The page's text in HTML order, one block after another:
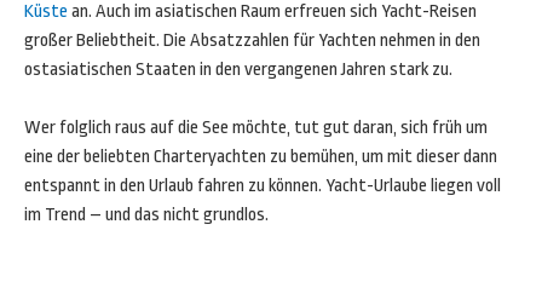
Küste an. Auch im asiatischen Raum erfreuen sich Yacht-Reisen
großer Beliebtheit. Die Absatzzahlen für Yachten nehmen in den
ostasiatischen Staaten in den vergangenen Jahren stark zu.
Wer folglich raus auf die See möchte, tut gut daran, sich früh um
eine der beliebten Charteryachten zu bemühen, um mit dieser dann
entspannt in den Urlaub fahren zu können. Yacht-Urlaube liegen voll
im Trend – und das nicht grundlos.